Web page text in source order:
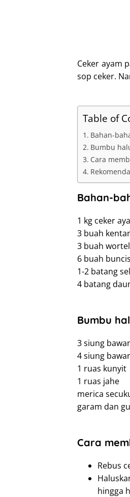
Ceker ayam
sop ceker.
Table of
Bahan-
Bumbu
Cara
Bahan-
1 kg ceker
3 buah
3 buah
6 buah
1-2 batang
4 batang
Bumbu
3 siung
4 siung
1 ruas kunyit
1 ruas jahe
merica
garam dan
Cara
Rebus
hingga